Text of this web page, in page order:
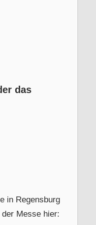
das
in Regensburg
Messe hier: